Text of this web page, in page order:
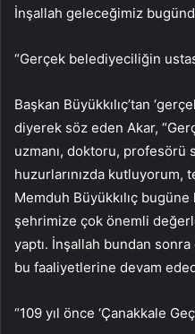
İnşallah geleceğimiz
“Gerçek belediyeciliğin
Başkan Büyükkılıç’tan
diyerek söz eden Akar,
uzmanı, doktoru, profesörü
huzurlarınızda kutluyorum,
Memduh Büyükkılıç
şehrimize çok önemli
yaptı. İnşallah bundan
bu faaliyetlerine devam
“109 yıl önce ‘Çanakkale